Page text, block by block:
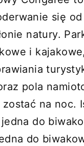
się od
natury.
i
pola
na noc.
do
do